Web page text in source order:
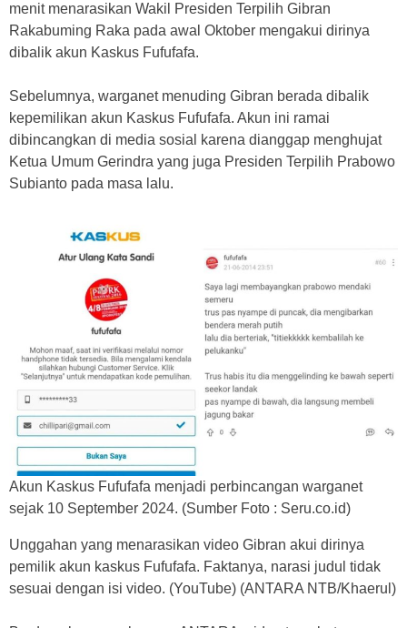
menit menarasikan Wakil Presiden Terpilih Gibran
Rakabuming Raka pada awal Oktober mengakui dirinya
dibalik akun Kaskus Fufufafa.
Sebelumnya, warganet menuding Gibran berada dibalik
kepemilikan akun Kaskus Fufufafa. Akun ini ramai
dibincangkan di media sosial karena dianggap menghujat
Ketua Umum Gerindra yang juga Presiden Terpilih Prabowo
Subianto pada masa lalu.
Akun Kaskus Fufufafa menjadi perbincangan warganet
sejak 10 September 2024. (Sumber Foto : Seru.co.id)
Unggahan yang menarasikan video Gibran akui dirinya
pemilik akun kaskus Fufufafa. Faktanya, narasi judul tidak
sesuai dengan isi video. (YouTube) (ANTARA NTB/Khaerul)